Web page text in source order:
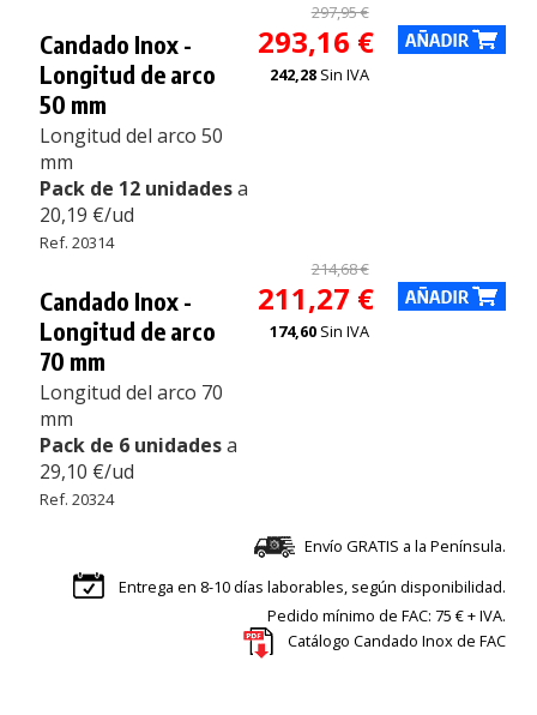
Candado Inox -
Longitud de arco
50 mm
Longitud del arco 50
mm
Pack de 12 unidadesa
20,19 €/ud
Ref. 20314
297,95 €
293,16 €
242,28 Sin IVA
Candado Inox -
Longitud de arco
70 mm
Longitud del arco 70
mm
Pack de 6 unidadesa
29,10 €/ud
Ref. 20324
214,68 €
211,27 €
174,60 Sin IVA
Envío GRATIS a la Península.
Entrega en 8-10 días laborables, según disponibilidad.
Pedido mínimo de FAC: 75 € + IVA.
Catálogo Candado Inox de FAC